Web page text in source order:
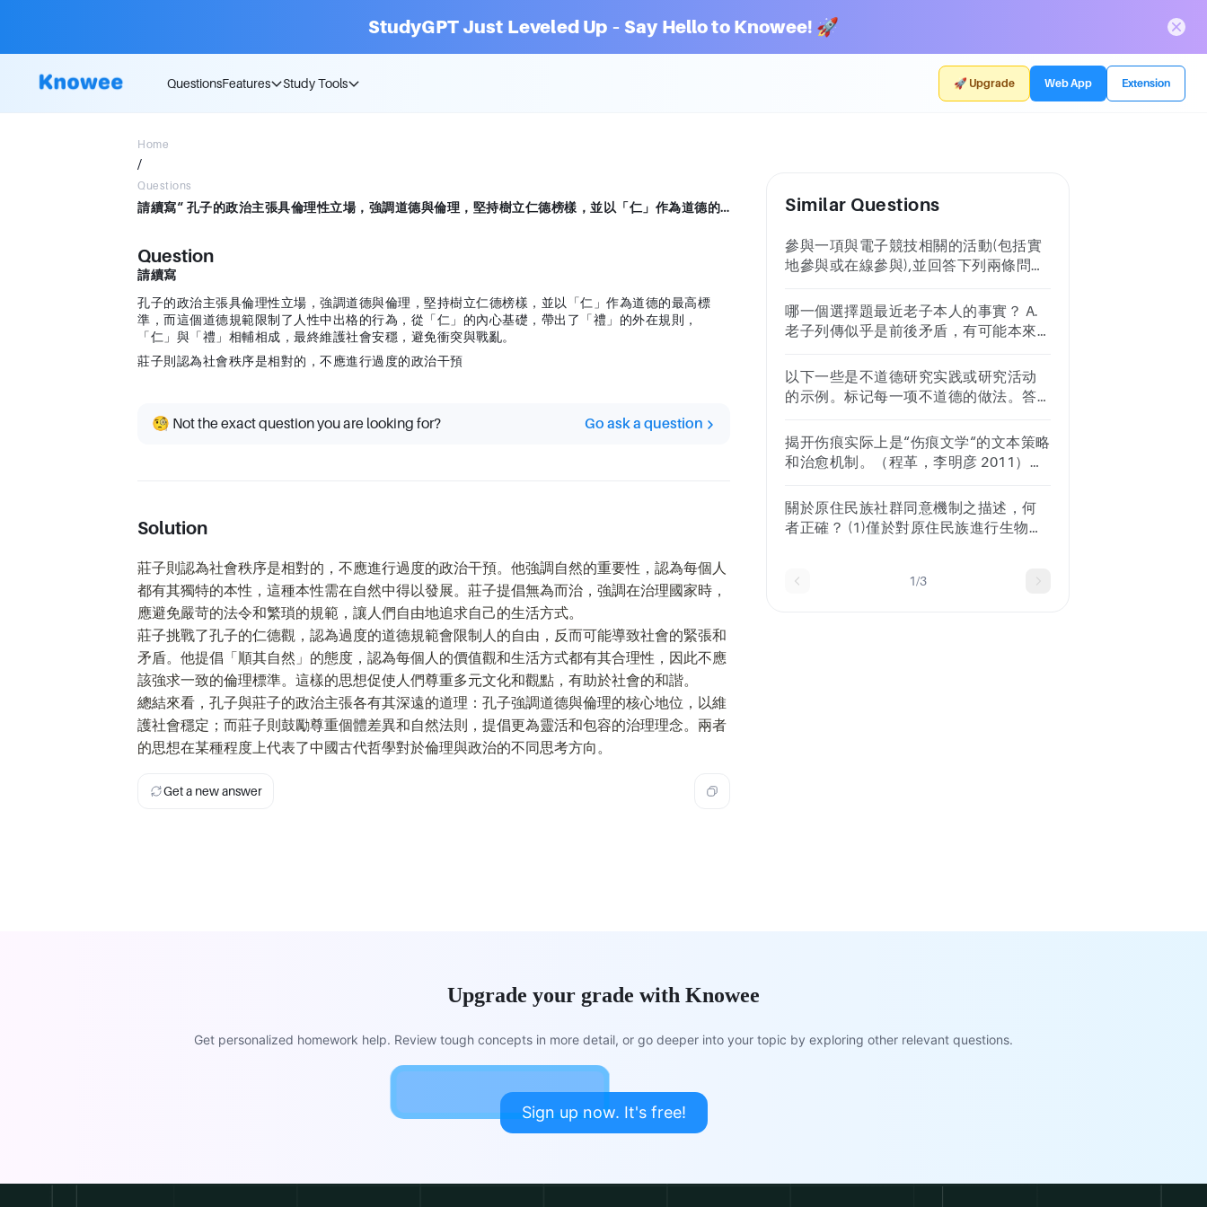
StudyGPT Just Leveled Up – Say Hello to Knowee! 🚀
QuestionsFeatures Study Tools 🚀 Upgrade Web App Extension
Home
/
Questions
請續寫“ 孔子的政治主張具倫理性立場，強調道德與倫理，堅持樹立仁德榜樣，並以「仁」作為道德的最高標準，而這個道德規範限制了人性中出格的行為，從「仁」的內心基礎，帶出了「禮」的外在規則，「仁」與「禮」相輔相成，最終維護社會安穩，避免衝突與戰亂。 莊子則認為社會秩序是相對的，不應進行過度的政治干預 ”
Question
請續寫
孔子的政治主張具倫理性立場，強調道德與倫理，堅持樹立仁德榜樣，並以「仁」作為道德的最高標
準，而這個道德規範限制了人性中出格的行為，從「仁」的內心基礎，帶出了「禮」的外在規則，
「仁」與「禮」相輔相成，最終維護社會安穩，避免衝突與戰亂。
莊子則認為社會秩序是相對的，不應進行過度的政治干預
🧐 Not the exact question you are looking for? Go ask a question
Solution
莊子則認為社會秩序是相對的，不應進行過度的政治干預。他強調自然的重要性，認為每個人
都有其獨特的本性，這種本性需在自然中得以發展。莊子提倡無為而治，強調在治理國家時，
應避免嚴苛的法令和繁瑣的規範，讓人們自由地追求自己的生活方式。
莊子挑戰了孔子的仁德觀，認為過度的道德規範會限制人的自由，反而可能導致社會的緊張和
矛盾。他提倡「順其自然」的態度，認為每個人的價值觀和生活方式都有其合理性，因此不應
該強求一致的倫理標準。這樣的思想促使人們尊重多元文化和觀點，有助於社會的和諧。
總結來看，孔子與莊子的政治主張各有其深遠的道理：孔子強調道德與倫理的核心地位，以維
護社會穩定；而莊子則鼓勵尊重個體差異和自然法則，提倡更為靈活和包容的治理理念。兩者
的思想在某種程度上代表了中國古代哲學對於倫理與政治的不同思考方向。
Get a new answer
Similar Questions
參與一項與電子競技相關的活動(包括實
地參與或在線參與),並回答下列兩條問
析該活動在電子競技生態系統中的意義
和功能。2. 列舉該活動涉及的三個主要
發商等。為每個持份者簡要概述其在活
動中的作用
哪一個選擇題最近老子本人的事實？ A.
老子列傳似乎是前後矛盾，有可能本來
後矛盾，有可能是因為老子會在不同的
地方和世代出現。 C. 老子是楚國苦縣里
是同時代的人，孔子曾經有拜訪他問
禮。
以下一些是不道德研究实践或研究活动
的示例。标记每一项不道德的做法。答
参与者提供奖励。当面试有 25 个自由文
本问题时，告诉参与者面试将需要他们
题。在进行采访之前提供通俗易懂的语
言声明并征求知情同意。
揭开伤痕实际上是“伤痕文学“的文本策略
和治愈机制。（程革，李明彦 2011）在
略和治愈机制也通过不同的方式得到了
集中的体现。 （《光影中国》，艾青，
对这一观点的看法。
關於原住民族社群同意機制之描述，何
者正確？ (1)僅於對原住民族進行生物醫
為依循，研究者須參考國際公約或宣
1/3
Upgrade your grade with Knowee
Get personalized homework help. Review tough concepts in more detail, or go deeper into your topic by exploring other relevant questions.
Sign up now. It's free!